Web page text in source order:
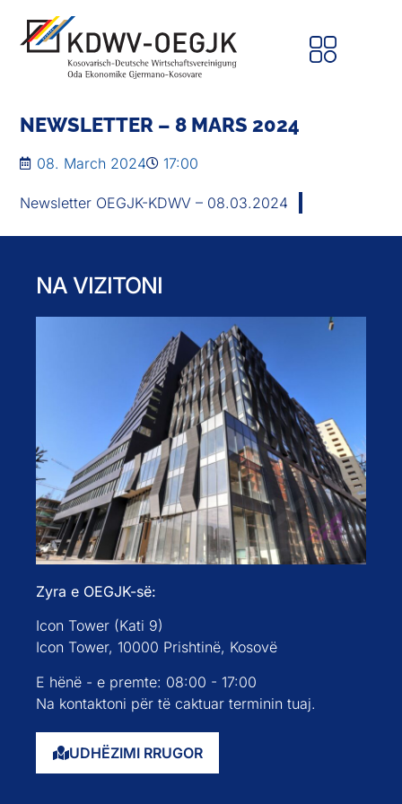
NEWSLETTER – 8 MARS 2024
08. March 2024 17:00
Newsletter OEGJK-KDWV – 08.03.2024
NA VIZITONI
Zyra e OEGJK-së:
Icon Tower (Kati 9)
Icon Tower, 10000 Prishtinë, Kosovë
E hënë - e premte: 08:00 - 17:00
Na kontaktoni për të caktuar terminin tuaj.
UDHËZIMI RRUGOR